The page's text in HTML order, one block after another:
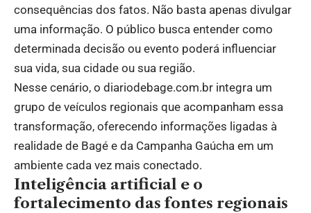
consequências dos fatos. Não basta apenas divulgar
uma informação. O público busca entender como
determinada decisão ou evento poderá influenciar
sua vida, sua cidade ou sua região.
Nesse cenário, o diariodebage.com.br integra um
grupo de veículos regionais que acompanham essa
transformação, oferecendo informações ligadas à
realidade de Bagé e da Campanha Gaúcha em um
ambiente cada vez mais conectado.
Inteligência artificial e o
fortalecimento das fontes regionais